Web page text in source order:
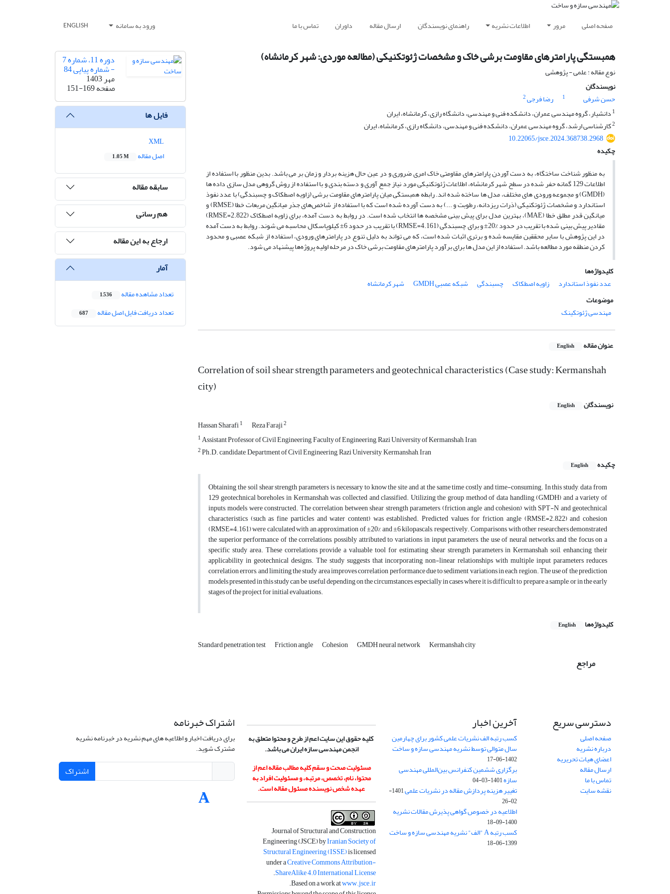
صفحه اصلی مرور اطلاعات نشریه راهنمای نویسندگان ارسال مقاله داوران تماس با ما ورود به سامانه ENGLISH
همبستگی پارامترهای مقاومت برشی خاک و مشخصات ژئوتکنیکی (مطالعه موردی: شهر کرمانشاه)
نوع مقاله : علمی - پژوهشی
نویسندگان
حسن شرفی
1 رضا فرجی2
1 دانشیار، گروه مهندسی عمران، دانشکده فنی و مهندسی، دانشگاه رازی، کرمانشاه، ایران
2کارشناسی ارشد، گروه مهندسی عمران، دانشکده فنی و مهندسی، دانشگاه رازی، کرمانشاه، ایران
10.22065/jsce.2024.368738.2968
چکیده
به منظور شناخت ساختگاه، به دست آوردن پارامترهای مقاومتی خاک امری ضروری و در عین حال هزینه بردار و زمان بر می باشد. بدین منظور با استفاده از
اطلاعات 129 گمانه‌ حفر شده در سطح شهر کرمانشاه، اطلاعات ژئوتکنیکی مورد نیاز جمع آوری و دسته بندی و با استفاده از روش گروهی مدل سازی داده ها
(GMDH) و مجموعه ورودی های مختلف، مدل ها ساخته شده اند. رابطه همبستگی میان پارامترهای مقاومت برشی (زاویه اصطکاک و چسبندگی) با عدد نفوذ
استاندارد و مشخصات ژئوتکنیکی (ذرات ریزدانه، رطوبت و ...) به دست آورده شده است که با استفاده از شاخص‌های جذر میانگین مربعات خطا (RMSE) و
میانگین قدر مطلق خطا (MAE)، بهترین مدل برای پیش بینی مشخصه ها انتخاب شده است. در روابط به دست آمده، برای زاویه اصطکاک (RMSE=2.822)
مقادیر پیش بینی شده با تقریب در حدود %20± و برای چسبندگی (RMSE=4.161) با تقریب در حدود 6± کیلوپاسکال محاسبه می شوند. روابط به دست آمده
در این پژوهش با سایر محققین مقایسه شده و برتری اثبات شده است، که می تواند به دلیل تنوع در پارامترهای ورودی، استفاده از شبکه عصبی و محدود
کردن منطقه مورد مطالعه باشد. استفاده از این مدل ها برای برآورد پارامترهای مقاومت برشی خاک در مرحله اولیه پروژه‌ها پیشنهاد می شود.
کلیدواژه‌ها
عدد نفوذ استاندارد
زاویه اصطکاک چسبندگی شبکه عصبی GMDH
شهر کرمانشاه
موضوعات
مهندسی ژئوتکینک
عنوان مقاله English
Correlation of soil shear strength parameters and geotechnical characteristics (Case study: Kermanshah
city)
نویسندگان English
Hassan Sharafi1 Reza Faraji2
1Assistant Professor of Civil Engineering, Faculty of Engineering, Razi University of Kermanshah, Iran
2Ph.D. candidate, Department of Civil Engineering, Razi University, Kermanshah, Iran
چکیده
English
Obtaining the soil shear strength parameters is necessary to know the site and at the same time costly and time-consuming. In this study, data from
129 geotechnical boreholes in Kermanshah was collected and classified. Utilizing the group method of data handling (GMDH) and a variety of
inputs, models were constructed. The correlation between shear strength parameters (friction angle and cohesion) with SPT-N and geotechnical
characteristics (such as fine particles and water content) was established. Predicted values for friction angle (RMSE=2.822) and cohesion
(RMSE=4.161) were calculated with an approximation of ±20% and ±6 kilopascals, respectively. Comparisons with other researchers demonstrated
the superior performance of the correlations, possibly attributed to variations in input parameters, the use of neural networks, and the focus on a
specific study area. These correlations provide a valuable tool for estimating shear strength parameters in Kermanshah soil, enhancing their
applicability in geotechnical designs. The study suggests that incorporating non-linear relationships with multiple input parameters reduces
correlation errors, and limiting the study area improves correlation performance due to sediment variations in each region. The use of the prediction
models presented in this study can be useful depending on the circumstances, especially in cases where it is difficult to prepare a sample, or in the early
stages of the project for initial evaluations.
کلیدواژه‌ها English
Standard penetration test Friction angle Cohesion GMDH neural network Kermanshah city
مراجع
دوره 11، شماره 7
- شماره پیاپی 84
مهر 1403
صفحه151-169
فایل ها
اصل مقاله
1.05 M
سابقه مقاله
هم رسانی
ارجاع به این مقاله
آمار
تعداد مشاهده مقاله 1,536
تعداد دریافت فایل اصل مقاله 687
دسترسی سریع
صفحه اصلی
درباره نشریه
اعضای هیات تحریریه
ارسال مقاله
تماس با ما
نقشه سایت
آخرین اخبار
کسب رتبه الف نشریات علمی کشور برای چهارمین
سال متوالی توسط نشریه مهندسی سازه و ساخت
1402-06-17
برگزاری ششمین کنفرانس بین‌المللی مهندسی
سازه1401-03-04
تغییر هزینه پردازش مقاله در نشریات علمی
1401-
02-26
اطلاعیه در خصوص گواهی پذیرش مقالات نشریه
1400-09-18
کسب رتبه A "الف" نشریه مهندسی سازه و ساخت
1399-06-18
کلیه حقوق این سایت اعم از طرح و محتوا متعلق به
انجمن مهندسی سازه ایران می باشد.
مسئولیت صحت و سقم کلیه مطالب مقاله اعم از
محتوا، نام، تخصص، مرتبه، و مسئولیت افراد به
عهده شخص نویسنده مسئول مقاله است.
Journal of Structural and Construction
Engineering (JSCE) byIranian Society of
Structural Engineering (ISSE)is licensed
under aCreative Commons Attribution-
ShareAlike 4.0 International License
.
Based on a work atwww.jsce.ir
.
اشتراک خبرنامه
برای دریافت اخبار و اطلاعیه های مهم نشریه در خبرنامه نشریه
مشترک شوید.
اشتراک